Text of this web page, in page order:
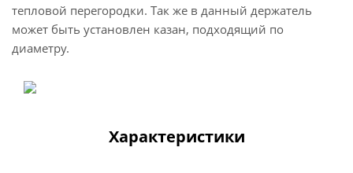
тепловой перегородки. Так же в данный держатель
может быть установлен казан, подходящий по
диаметру.
Характеристики